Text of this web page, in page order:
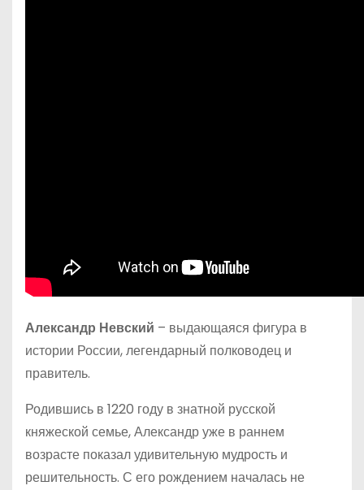
Александр Невский – выдающаяся фигура в
истории России, легендарный полководец и
правитель.
Родившись в 1220 году в знатной русской
княжеской семье, Александр уже в раннем
возрасте показал удивительную мудрость и
решительность. С его рождением началась не